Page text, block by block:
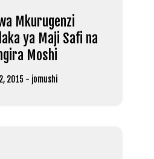
Mkurugenzi
ya Maji Safi na
Moshi
2015 - jomushi